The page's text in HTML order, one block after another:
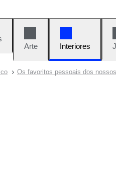
Arte
Interiores
Os favoritos pessoais dos